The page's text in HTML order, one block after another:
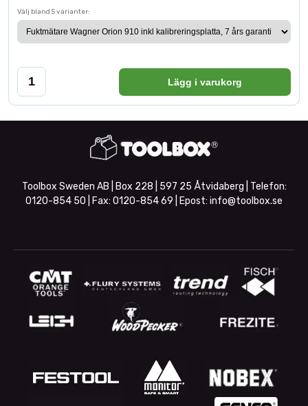
Välj bland 5 varianter:
Lägg i varukorg
Toolbox Sweden AB | Box 228 | 597 25 Åtvidaberg | Telefon:
0120-854 50 | Fax: 0120-854 69 | Epost: info@toolbox.se